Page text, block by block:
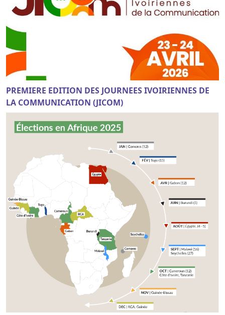
PREMIERE EDITION DES JOURNEES IVOIRIENNES DE
LA COMMUNICATION (JICOM)